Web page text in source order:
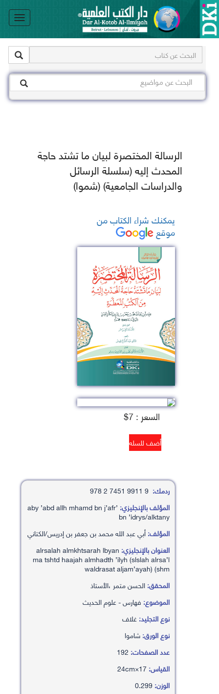
الرسالة المختصرة لبيان ما تشتد حاجة
المحدث إليه (سلسلة الرسائل
والدراسات الجامعية) (شموا)
يمكنك شراء الكتاب من
موقع
السعر : 7$
ردمك:
المؤلف بالإنجليزي: ’aby ’abd allh mhamd bn j’afr
bn ’idrys/alktany
المؤلف:أبي عبد الله محمد بن جعفر بن إدريس/الكتاني
العنوان بالإنجليزي: alrsalah almkhtsarah lbyan
ma tshtd haajah almhadth ’ilyh (slslah alrsa’l
waldrasat aljam’ayah) (shm
المحقق:الحسن متمر ،الأستاذ
الموضوع: فهارس - علوم الحديث
نوع التجليد:غلاف
نوع الورق:شاموا
عدد الصفحات:
القياس:
الوزن: